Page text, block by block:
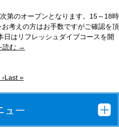
第のオープンとなります。15～18時
考えの方はお手数ですがご確認を頂
はリフレッシュダイブコースを開
読む →
Last »